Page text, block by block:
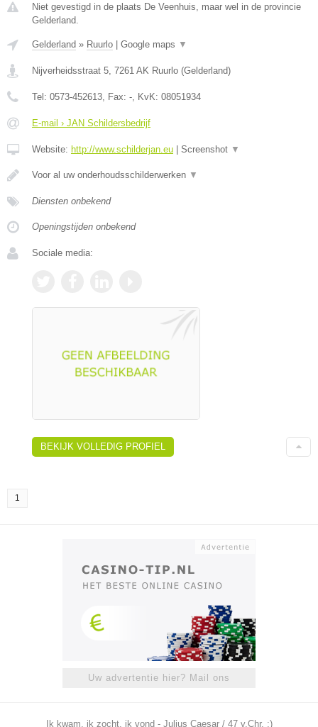
Niet gevestigd in de plaats De Veenhuis, maar wel in de provincie
Gelderland.
Gelderland » Ruurlo Google maps ▼
Nijverheidsstraat 5 7261 AK Ruurlo (Gelderland)
Tel: 0573-452613 , Fax: - , KvK: 08051934
E-mail › JAN Schildersbedrijf
Website: http://www.schilderjan.eu Screenshot ▼
Voor al uw onderhoudsschilderwerken ▼
Diensten onbekend
Openingstijden onbekend
Sociale media:
BEKIJK VOLLEDIG PROFIEL
1
Uw advertentie hier? Mail ons
Ik kwam, ik zocht, ik vond - Julius Caesar / 47 v.Chr. ;)